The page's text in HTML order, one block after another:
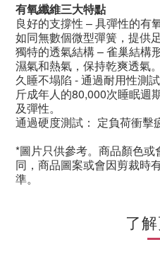
有氧纖維三大特點
良好的支撐性 –具彈性的有
如同無數個微型彈簧，提供
獨特的透氣結構–雀巢結構
濕氣和熱氣，保持乾爽透氣。
久睡不塌陷 -通過耐用性測
斤成年人的80,000次睡眠週
及彈性。
通過硬度測試： 定負荷衝擊
*圖片只供參考。商品顏色
同，商品圖案或會因剪裁時
準。
了